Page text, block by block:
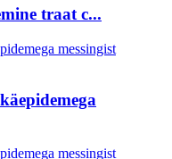
traat c...